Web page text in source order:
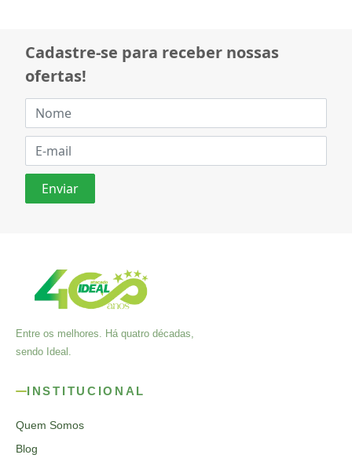
Cadastre-se para receber nossas
ofertas!
Entre os melhores. Há quatro décadas,
sendo Ideal.
INSTITUCIONAL
Quem Somos
Blog